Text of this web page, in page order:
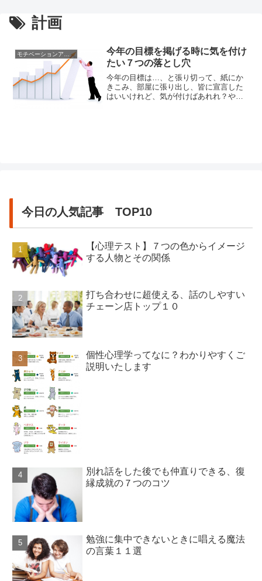
計画
モチベーションアップの方法
今年の目標を掲げる時に気を付け
たい７つの落とし穴
今年の目標は…、と張り切って、紙にか
きこみ、部屋に張り出し、皆に宣言した
はいいけれど、気が付けばあれれ？やっ
今日の人気記事 TOP10
【心理テスト】７つの色からイメージ
する人物とその関係
打ち合わせに超使える、話のしやすい
チェーン店トップ１０
個性心理学ってなに？わかりやすくご
説明いたします
別れ話をした後でも仲直りできる、復
縁成就の７つのコツ
勉強に集中できないときに唱える魔法
の言葉１１選